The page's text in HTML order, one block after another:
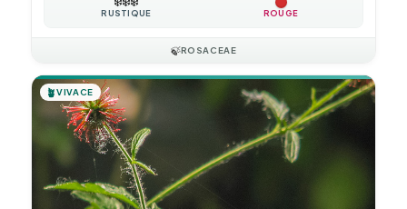
RUSTIQUE ROUGE
🍃ROSACEAE
🪴VIVACE